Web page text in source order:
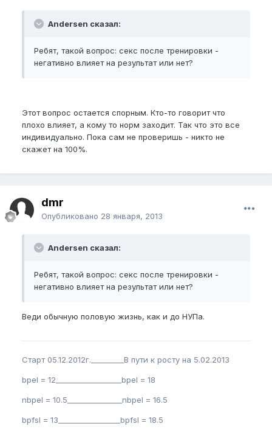
Andersen сказал:
Ребят, такой вопрос: секс после тренировки -
негативно влияет на результат или нет?
Этот вопрос остается спорным. Кто-то говорит что
плохо влияет, а кому то норм заходит. Так что это все
индивидуально. Пока сам не проверишь - никто не
скажет на 100%.
dmr
Опубликовано 28 января, 2013
Andersen сказал:
Ребят, такой вопрос: секс после тренировки -
негативно влияет на результат или нет?
Веди обычную половую жизнь, как и до НУПа.
Старт 05.12.2012г._________В пути к росту на 5.02.2013
bpel = 12__________________bpel = 18
nbpel = 10.5_______________nbpel = 16.5
bpfsl = 13_________________bpfsl = 18.5